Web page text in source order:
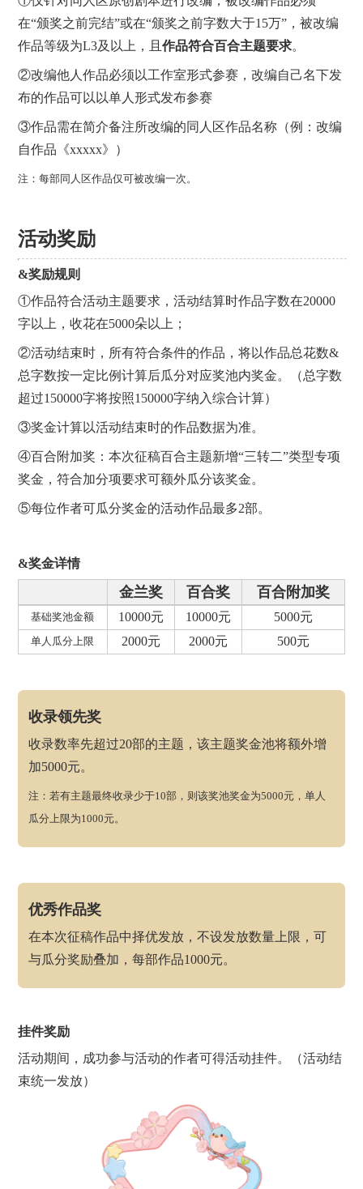
在“颁奖之前完结”或在“颁奖之前字数大于15万”，被改编
作品等级为L3及以上，且 作品符合百合主题要求。
②改编他人作品必须以工作室形式参赛，改编自己名下发
布的作品可以以单人形式发布参赛
③作品需在简介备注所改编的同人区作品名称（例：改编
自作品《xxxxx》）
注：每部同人区作品仅可被改编一次。
活动奖励
&奖励规则
①作品符合活动主题要求，活动结算时作品字数在20000
字以上，收花在5000朵以上；
②活动结束时，所有符合条件的作品，将以作品总花数&
总字数按一定比例计算后瓜分对应奖池内奖金。（总字数
超过150000字将按照150000字纳入综合计算）
③奖金计算以活动结束时的作品数据为准。
④百合附加奖：本次征稿百合主题新增“三转二”类型专项
奖金，符合加分项要求可额外瓜分该奖金。
⑤每位作者可瓜分奖金的活动作品最多2部。
&奖金详情
金兰奖 百合奖 百合附加奖
基础奖池金额 10000元 10000元 5000元
单人瓜分上限 2000元 2000元 500元
收录领先奖
收录数率先超过20部的主题，该主题奖金池将额外增
加5000元。
注：若有主题最终收录少于10部，则该奖池奖金为5000元，单人
瓜分上限为1000元。
优秀作品奖
在本次征稿作品中择优发放，不设发放数量上限，可
与瓜分奖励叠加，每部作品1000元。
挂件奖励
活动期间，成功参与活动的作者可得活动挂件。（活动结
束统一发放）